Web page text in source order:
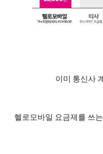
이미 통신사
헬로모바일 요금제를 쓰